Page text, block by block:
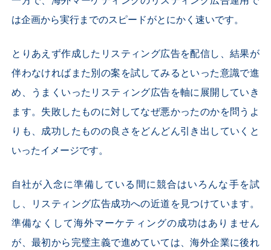
は企画から実行までのスピードがとにかく速いです。
とりあえず作成したリスティング広告を配信し、結果が
伴わなければまた別の案を試してみるといった意識で進
め、うまくいったリスティング広告を軸に展開していき
ます。失敗したものに対してなぜ悪かったのかを問うよ
りも、成功したものの良さをどんどん引き出していくと
いったイメージです。
自社が入念に準備している間に競合はいろんな手を試
し、リスティング広告成功への近道を見つけています。
準備なくして海外マーケティングの成功はありません
が、最初から完璧主義で進めていては、海外企業に後れ